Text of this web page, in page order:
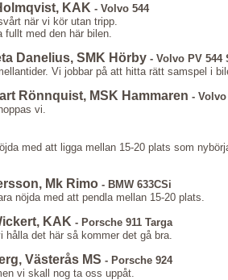
KAK - Volvo 544
när vi kör utan tripp.
med den här bilen.
Danelius, SMK Hörby - Volvo PV 544
Vi jobbar på att hitta rätt samspel i
Rönnquist, MSK Hammaren -
vi.
med att ligga mellan 15-20 plats som
Mk Rimo - BMW 633CSi
nöjda med att pendla mellan 15-20 plats.
KAK - Porsche 911 Targa
hålla det här så kommer det gå bra.
Västerås MS - Porsche 924
vi skall nog ta oss uppåt.